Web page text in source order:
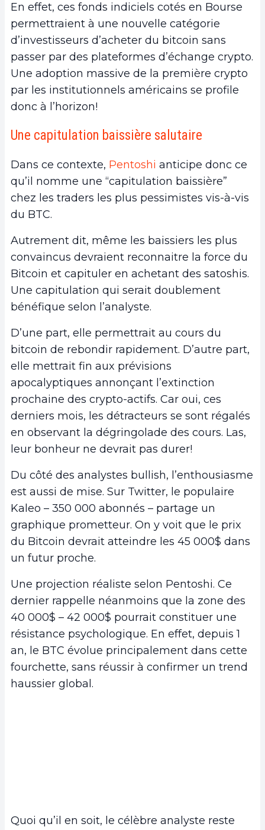
En effet, ces fonds indiciels cotés en Bourse
permettraient à une nouvelle catégorie
d’investisseurs d’acheter du bitcoin sans
passer par des plateformes d’échange crypto.
Une adoption massive de la première crypto
par les institutionnels américains se profile
donc à l’horizon!
Une capitulation baissière salutaire
Dans ce contexte, Pentoshi anticipe donc ce
qu’il nomme une “capitulation baissière”
chez les traders les plus pessimistes vis-à-vis
du BTC.
Autrement dit, même les baissiers les plus
convaincus devraient reconnaitre la force du
Bitcoin et capituler en achetant des satoshis.
Une capitulation qui serait doublement
bénéfique selon l’analyste.
D’une part, elle permettrait au cours du
bitcoin de rebondir rapidement. D’autre part,
elle mettrait fin aux prévisions
apocalyptiques annonçant l’extinction
prochaine des crypto-actifs. Car oui, ces
derniers mois, les détracteurs se sont régalés
en observant la dégringolade des cours. Las,
leur bonheur ne devrait pas durer!
Du côté des analystes bullish, l’enthousiasme
est aussi de mise. Sur Twitter, le populaire
Kaleo – 350 000 abonnés – partage un
graphique prometteur. On y voit que le prix
du Bitcoin devrait atteindre les 45 000$ dans
un futur proche.
Une projection réaliste selon Pentoshi. Ce
dernier rappelle néanmoins que la zone des
40 000$ – 42 000$ pourrait constituer une
résistance psychologique. En effet, depuis 1
an, le BTC évolue principalement dans cette
fourchette, sans réussir à confirmer un trend
haussier global.
Quoi qu’il en soit, le célèbre analyste reste